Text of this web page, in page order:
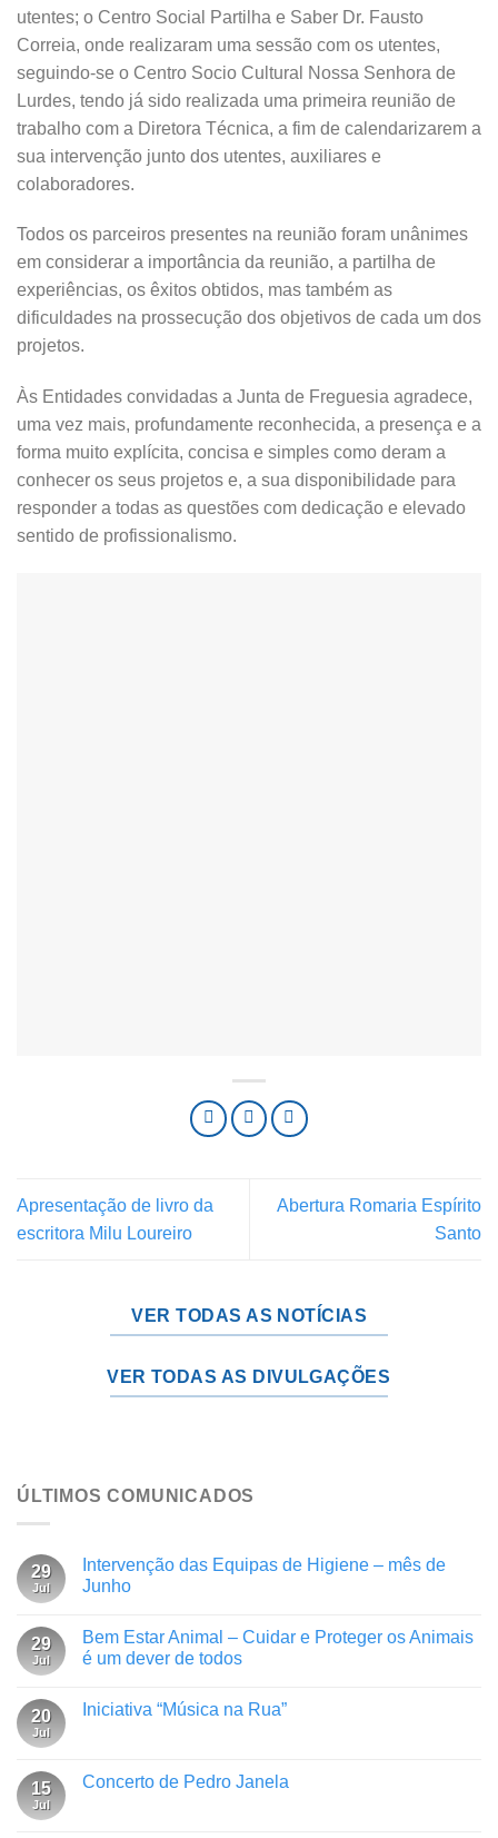
utentes; o Centro Social Partilha e Saber Dr. Fausto
Correia, onde realizaram uma sessão com os utentes,
seguindo-se o Centro Socio Cultural Nossa Senhora de
Lurdes, tendo já sido realizada uma primeira reunião de
trabalho com a Diretora Técnica, a fim de calendarizarem a
sua intervenção junto dos utentes, auxiliares e
colaboradores.
Todos os parceiros presentes na reunião foram unânimes
em considerar a importância da reunião, a partilha de
experiências, os êxitos obtidos, mas também as
dificuldades na prossecução dos objetivos de cada um dos
projetos.
Às Entidades convidadas a Junta de Freguesia agradece,
uma vez mais, profundamente reconhecida, a presença e a
forma muito explícita, concisa e simples como deram a
conhecer os seus projetos e, a sua disponibilidade para
responder a todas as questões com dedicação e elevado
sentido de profissionalismo.
Apresentação de livro da
escritora Milu Loureiro
Abertura Romaria Espírito
Santo
VER TODAS AS NOTÍCIAS
VER TODAS AS DIVULGAÇÕES
ÚLTIMOS COMUNICADOS
29
Jul
Intervenção das Equipas de Higiene – mês de
Junho
29
Jul
Bem Estar Animal – Cuidar e Proteger os Animais
é um dever de todos
20
Jul
Iniciativa “Música na Rua”
15
Jul
Concerto de Pedro Janela